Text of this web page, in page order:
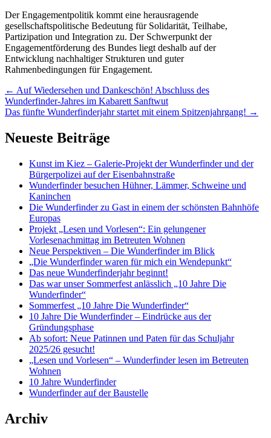
Der Engagementpolitik kommt eine herausragende
gesellschaftspolitische Bedeutung für Solidarität, Teilhabe,
Partizipation und Integration zu. Der Schwerpunkt der
Engagementförderung des Bundes liegt deshalb auf der
Entwicklung nachhaltiger Strukturen und guter
Rahmenbedingungen für Engagement.
Artikel-
Navigation
← Auf Wiedersehen und Dankeschön! Abschluss des
Wunderfinder-Jahres im Kabarett Sanftwut
Das fünfte Wunderfinderjahr startet mit einem Spitzenjahrgang! →
Neueste Beiträge
Kunst im Kiez – Galerie-Projekt der Wunderfinder und der
Bürgerpolizei auf der Eisenbahnstraße
Wunderfinder besuchen Hühner, Lämmer, Schweine und
Kaninchen
Die Wunderfinder zu Gast in einem der schönsten Bahnhöfe
Europas
Projekt „Lesen und Vorlesen“: Ein gelungener
Vorlesenachmittag im Betreuten Wohnen
Neue Perspektiven – Die Wunderfinder im Blick
„Die Wunderfinder waren für mich ein Wendepunkt“
Das neue Wunderfinderjahr beginnt!
Das war unser Sommerfest anlässlich „10 Jahre Die
Wunderfinder“
Sommerfest „10 Jahre Die Wunderfinder“
10 Jahre Die Wunderfinder – Eindrücke aus der
Gründungsphase
Ab sofort: Neue Patinnen und Paten für das Schuljahr
2025/26 gesucht!
„Lesen und Vorlesen“ – Wunderfinder lesen im Betreuten
Wohnen
10 Jahre Wunderfinder
Wunderfinder auf der Baustelle
Archiv